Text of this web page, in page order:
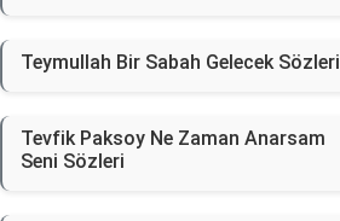
Teymullah Bir Sabah Gelecek Sözleri
Tevfik Paksoy Ne Zaman Anarsam
Seni Sözleri